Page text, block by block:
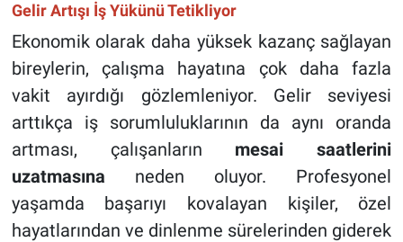
Gelir Artışı İş Yükünü Tetikliyor
Ekonomik olarak daha yüksek kazanç sağlayan
bireylerin, çalışma hayatına çok daha fazla
vakit ayırdığı gözlemleniyor. Gelir seviyesi
arttıkça iş sorumluluklarının da aynı oranda
artması, çalışanların mesai saatlerini
uzatmasına neden oluyor. Profesyonel
yaşamda başarıyı kovalayan kişiler, özel
hayatlarından ve dinlenme sürelerinden giderek